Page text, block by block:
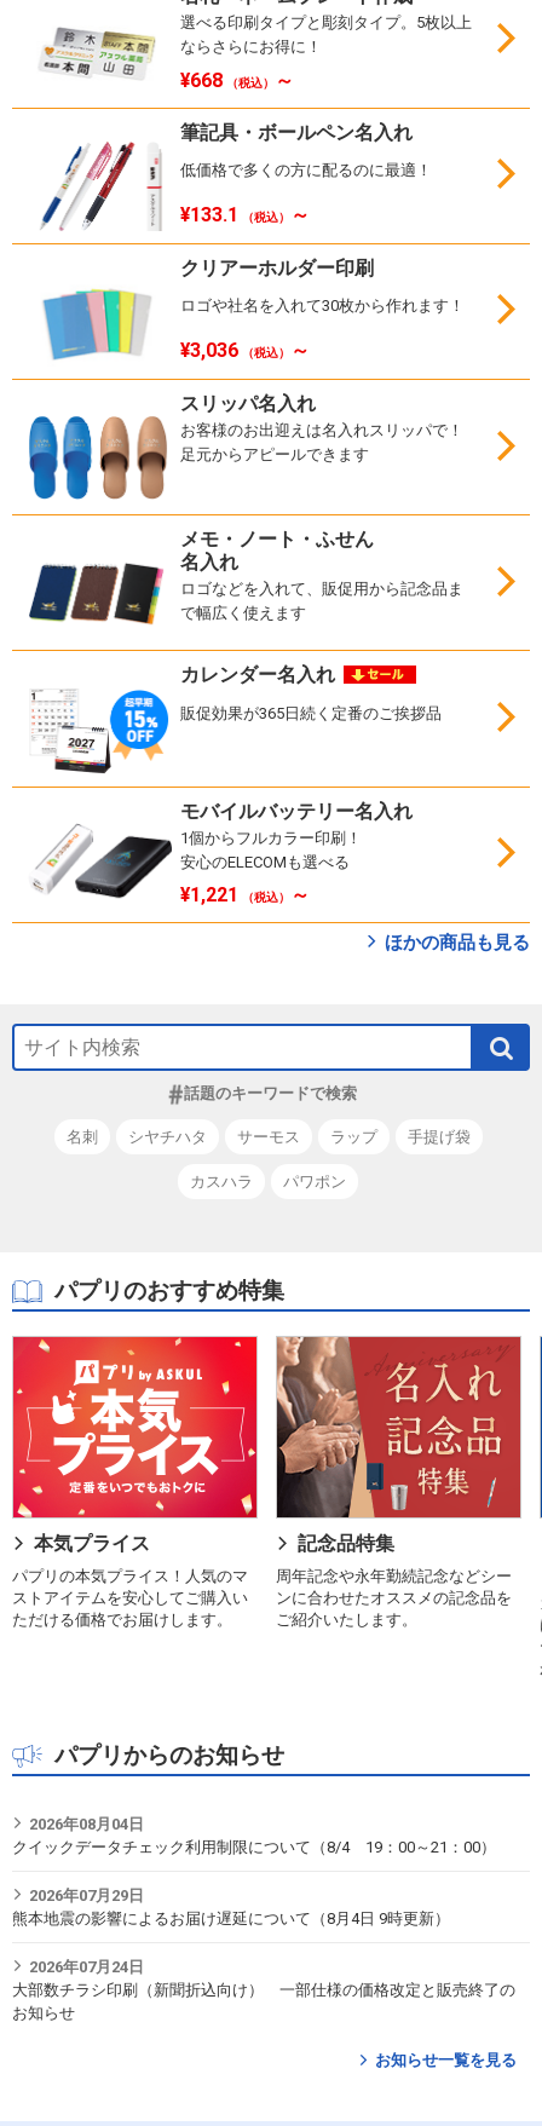
選べる印刷タイプと彫刻タイプ。5枚以上
ならさらにお得に！
¥668 （税込） ～
筆記具・ボールペン名入れ
低価格で多くの方に配るのに最適！
¥133.1 （税込） ～
クリアーホルダー印刷
ロゴや社名を入れて30枚から作れます！
¥3,036 （税込） ～
スリッパ名入れ
お客様のお出迎えは名入れスリッパで！
足元からアピールできます
メモ・ノート・ふせん
名入れ
ロゴなどを入れて、販促用から記念品ま
で幅広く使えます
カレンダー名入れ
販促効果が365日続く定番のご挨拶品
モバイルバッテリー名入れ
1個からフルカラー印刷！
安心のELECOMも選べる
¥1,221 （税込） ～
ほかの商品も見る
話題のキーワードで検索
名刺 シヤチハタ サーモス ラップ 手提げ袋
カスハラ パワポン
パプリのおすすめ特集
本気プライス
パプリの本気プライス！人気のマ
ストアイテムを安心してご購入い
ただける価格でお届けします。
記念品特集
周年記念や永年勤続記念などシー
ンに合わせたオススメの記念品を
ご紹介いたします。
パプリからのお知らせ
2026年08月04日
クイックデータチェック利用制限について（8/4 19：00～21：00）
2026年07月29日
熊本地震の影響によるお届け遅延について（8月4日 9時更新）
2026年07月24日
大部数チラシ印刷（新聞折込向け） 一部仕様の価格改定と販売終了の
お知らせ
お知らせ一覧を見る